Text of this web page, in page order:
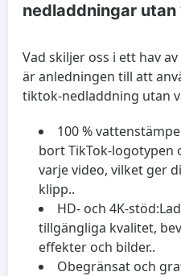
nedladdningar
Vad skiljer oss i ett hav
är anledningen till att
tiktok-nedladdning utan
100 %
bort TikTok-logotypen
varje video, vilket ger
klipp..
HD- och 4K-stöd:
tillgängliga kvalitet,
effekter och bilder..
Obegränsat och